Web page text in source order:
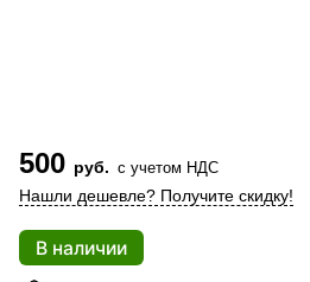
500 руб. с учетом НДС
Нашли дешевле? Получите скидку!
В наличии